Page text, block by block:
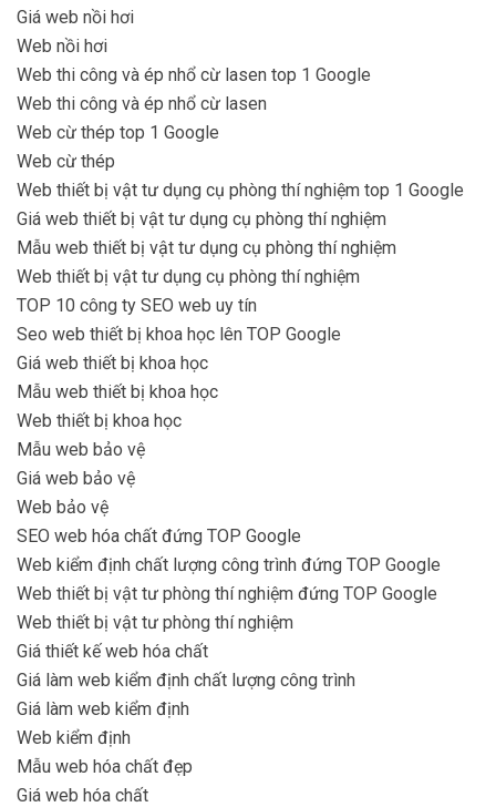
Giá web nồi hơi
Web nồi hơi
Web thi công và ép nhổ cừ lasen top 1 Google
Web thi công và ép nhổ cừ lasen
Web cừ thép top 1 Google
Web cừ thép
Web thiết bị vật tư dụng cụ phòng thí nghiệm top 1 Google
Giá web thiết bị vật tư dụng cụ phòng thí nghiệm
Mẫu web thiết bị vật tư dụng cụ phòng thí nghiệm
Web thiết bị vật tư dụng cụ phòng thí nghiệm
TOP 10 công ty SEO web uy tín
Seo web thiết bị khoa học lên TOP Google
Giá web thiết bị khoa học
Mẫu web thiết bị khoa học
Web thiết bị khoa học
Mẫu web bảo vệ
Giá web bảo vệ
Web bảo vệ
SEO web hóa chất đứng TOP Google
Web kiểm định chất lượng công trình đứng TOP Google
Web thiết bị vật tư phòng thí nghiệm đứng TOP Google
Web thiết bị vật tư phòng thí nghiệm
Giá thiết kế web hóa chất
Giá làm web kiểm định chất lượng công trình
Giá làm web kiểm định
Web kiểm định
Mẫu web hóa chất đẹp
Giá web hóa chất